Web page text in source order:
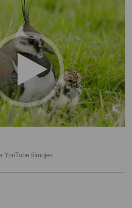
YouTube filmpjes